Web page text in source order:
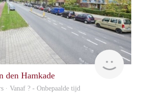
rent
den Hamkade
· Vanaf ? - Onbepaalde tijd